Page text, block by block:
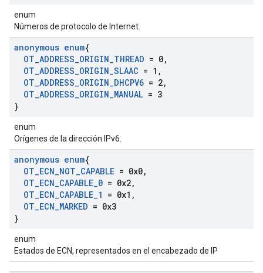
enum
Números de protocolo de Internet.
anonymous enum{
OT_ADDRESS_ORIGIN_THREAD = 0,
OT_ADDRESS_ORIGIN_SLAAC = 1 ,
OT_ADDRESS_ORIGIN_DHCPV6 = 2,
OT_ADDRESS_ORIGIN_MANUAL = 3
}
enum
Orígenes de la dirección IPv6.
anonymous enum{
OT_ECN_NOT_CAPABLE = 0x0,
OT_ECN_CAPABLE_0 = 0x2,
OT_ECN_CAPABLE_1 = 0x1 ,
OT_ECN_MARKED = 0x3
}
enum
Estados de ECN, representados en el encabezado de IP